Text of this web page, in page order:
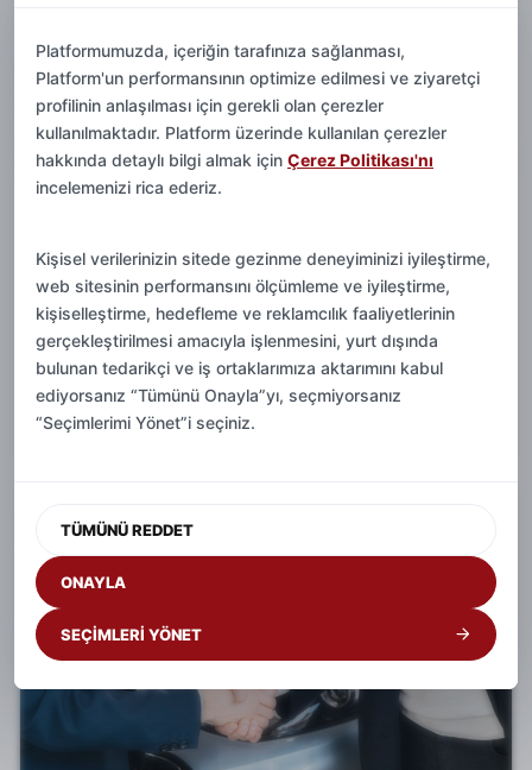
Antalya Merkezde Günlük Araç
Kiralama İçin Pratik Öneriler
Antalya merkezde günlük araç kiralama yaparken
teslimat bölgesi, kullanım amacı, yakıt tüketimi ve park
kolaylığı doğru araç seçimini belirler.
Devamını Oku
Platformumuzda, içeriğin tarafınıza sağlanması,
Platform'un performansının optimize edilmesi ve ziyaretçi
profilinin anlaşılması için gerekli olan çerezler
kullanılmaktadır. Platform üzerinde kullanılan çerezler
hakkında detaylı bilgi almak için Çerez Politikası'nı
incelemenizi rica ederiz.
Kişisel verilerinizin sitede gezinme deneyiminizi iyileştirme,
web sitesinin performansını ölçümleme ve iyileştirme,
kişiselleştirme, hedefleme ve reklamcılık faaliyetlerinin
gerçekleştirilmesi amacıyla işlenmesini, yurt dışında
bulunan tedarikçi ve iş ortaklarımıza aktarımını kabul
ediyorsanız “Tümünü Onayla”yı, seçmiyorsanız
“Seçimlerimi Yönet”i seçiniz.
TÜMÜNÜ REDDET
SEÇİMLERİ YÖNET
ONAYLA